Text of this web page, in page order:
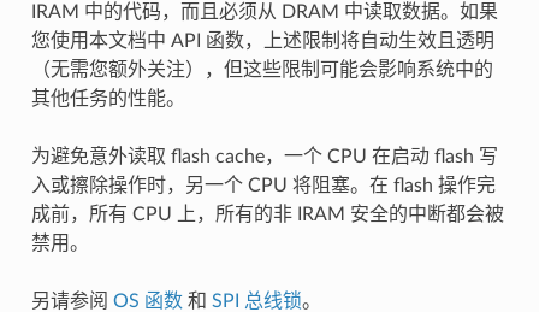
IRAM 中的代码，而且必须从 DRAM 中读取数据。如果
您使用本文档中 API 函数，上述限制将自动生效且透明
（无需您额外关注），但这些限制可能会影响系统中的
其他任务的性能。
为避免意外读取 flash cache，一个 CPU 在启动 flash 写
入或擦除操作时，另一个 CPU 将阻塞。在 flash 操作完
成前，所有 CPU 上，所有的非 IRAM 安全的中断都会被
禁用。
另请参阅 OS 函数和 SPI 总线锁。